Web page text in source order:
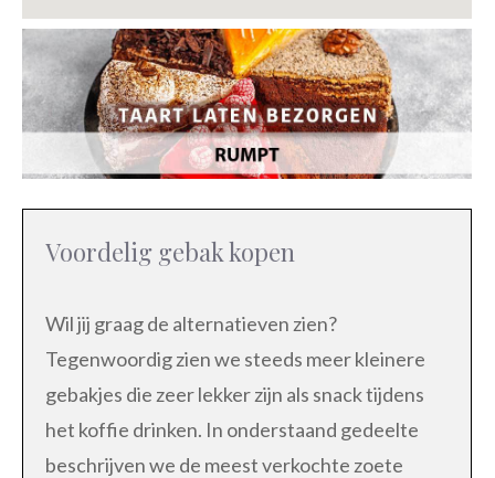
Voordelig gebak kopen
Wil jij graag de alternatieven zien?
Tegenwoordig zien we steeds meer kleinere
gebakjes die zeer lekker zijn als snack tijdens
het koffie drinken. In onderstaand gedeelte
beschrijven we de meest verkochte zoete